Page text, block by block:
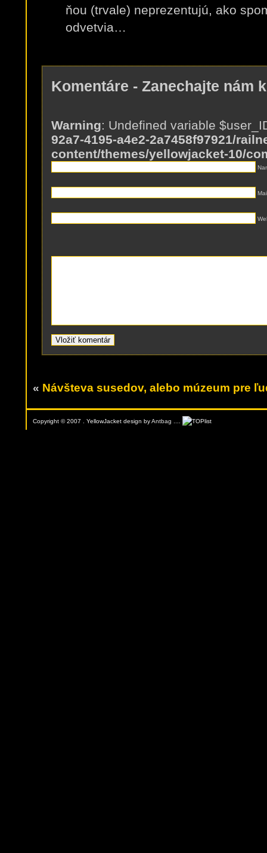
ňou (trvale) neprezentujú, ako
odvetvia…
Komentáre - Zanechajte nám
Warning: Undefined variable
92a7-4195-a4e2-2a7458f97921/
content/themes/yellowjacket-10/
« Návšteva susedov, alebo múzeum pre
Copyright © 2007 . YellowJacket design byAntbag